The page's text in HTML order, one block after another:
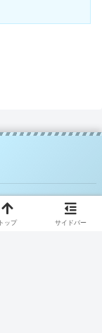
記.
トップ サイドバー